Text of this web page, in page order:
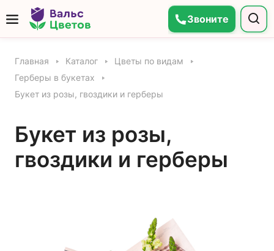
Звоните
Главная Каталог
Цветы по видам
Герберы в букетах
Букет из розы, гвоздики и герберы
Букет из розы,
гвоздики и герберы